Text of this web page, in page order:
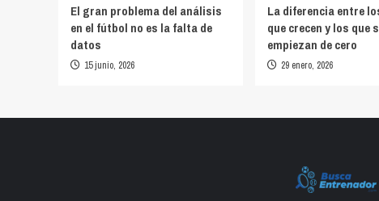
El gran problema del análisis
en el fútbol no es la falta de
datos
15 junio, 2026
La diferencia entre
que crecen y los que
empiezan de cero
29 enero, 2026